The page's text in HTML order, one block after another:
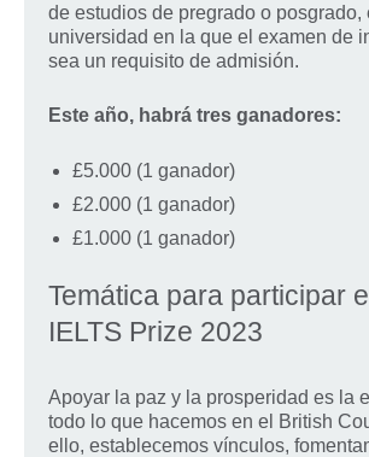
de estudios de pregrado o posgrado,
universidad en la que el examen de
sea un requisito de admisión.
Este año, habrá tres ganadores:
£5.000 (1 ganador)
£2.000 (1 ganador)
£1.000 (1 ganador)
Temática para participar
IELTS Prize 2023
Apoyar la paz y la prosperidad es la
todo lo que hacemos en el British
ello, establecemos vínculos,